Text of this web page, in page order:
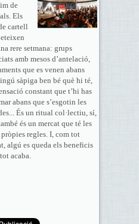
de
Els
cartell
rere setmana: grups
amb mesos d’antelació,
que es venen abans
sàpiga ben bé què hi té,
constant que t’hi has
abans que s’esgotin les
És un ritual col·lectiu, sí,
és un mercat que té les
pròpies regles. I, com tot
algú es queda els beneficis
acaba.